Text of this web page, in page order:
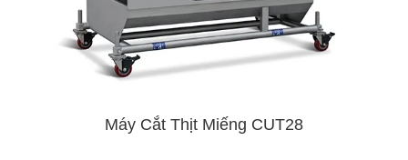
Máy Cắt Thịt Miếng CUT28